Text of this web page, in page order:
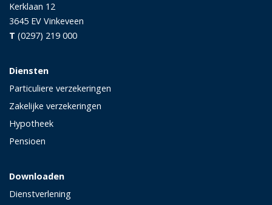
Kerklaan 12
3645 EV Vinkeveen
T (0297) 219 000
Diensten
Particuliere verzekeringen
Zakelijke verzekeringen
Hypotheek
Pensioen
Downloaden
Dienstverlening